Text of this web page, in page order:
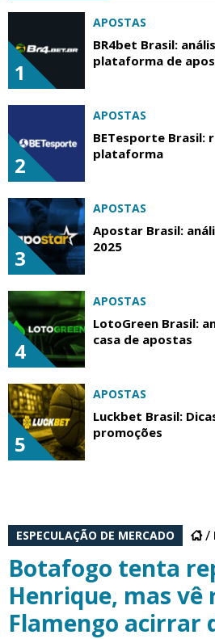
1
APOSTAS
BR4bet Brasil:
plataforma de
2
APOSTAS
BETesporte Brasil:
plataforma
3
APOSTAS
Apostar Brasil:
2025
4
APOSTAS
LotoGreen Brasil:
casa de apostas
5
APOSTAS
Luckbet Brasil:
promoções
ESPECULAÇÃO DE MERCADO
Botafogo tenta
Henrique, mas vê
Flamengo acirrar